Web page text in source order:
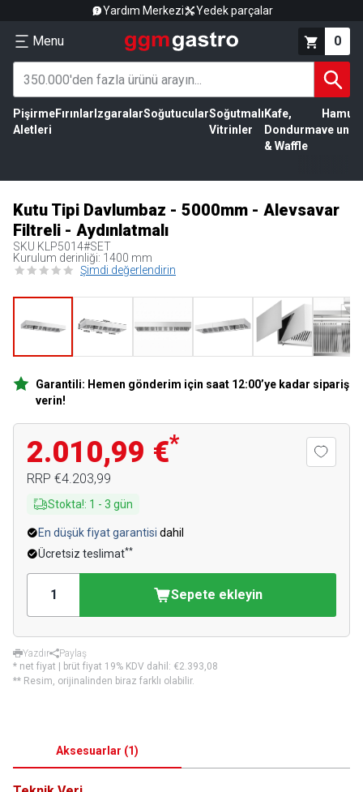
Yardım Merkezi Yedek parçalar
Menu 0
Pişirme
Aletleri
Fırınlar IzgaralarSoğutucularSoğutmalı
Vitrinler
Kafe,
Dondurma
& Waffle
Hamur
ve un
Kutu Tipi Davlumbaz - 5000mm - Alevsavar
Filtreli - Aydınlatmalı
SKU KLP5014#SET
Kurulum derinliği: 1400 mm
Şimdi değerlendirin
Garantili: Hemen gönderim için saat 12:00’ye kadar sipariş
verin!
2.010,99 €*
RRP €4.203,99
Stokta!: 1 - 3 gün
En düşük fiyat garantisi dahil
Ücretsiz teslimat**
Sepete ekleyin
Yazdır
Paylaş
* net fiyat | brüt fiyat 19% KDV dahil: €2.393,08
** Resim, orijinalinden biraz farklı olabilir.
Aksesuarlar (1)